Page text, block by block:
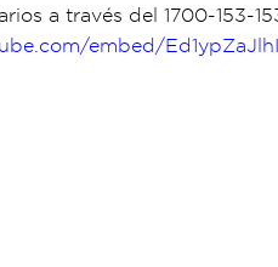
a través del 1700-153-
embed/Ed1ypZaJlhI